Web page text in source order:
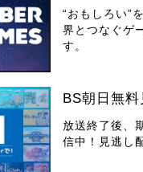
“おもしろい”
界とつなぐゲ
す。
BS朝日無
放送終了後、
信中！見逃し